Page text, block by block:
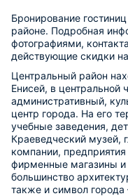
Бронирование
районе. Подробная
фотографиями,
действующие скидки
Центральный район
Енисей, в центральной
административный,
центр города. На его
учебные заведения,
Краеведческий музей,
компании,
фирменные магазины и
большинство
также и символ